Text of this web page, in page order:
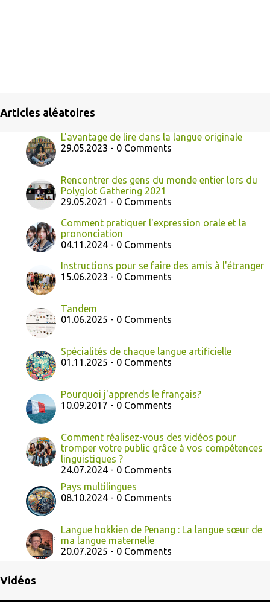
Articles aléatoires
L'avantage de lire dans la langue originale
29.05.2023 - 0 Comments
Rencontrer des gens du monde entier lors du
Polyglot Gathering 2021
29.05.2021 - 0 Comments
Comment pratiquer l'expression orale et la
prononciation
04.11.2024 - 0 Comments
Instructions pour se faire des amis à l'étranger
15.06.2023 - 0 Comments
Tandem
01.06.2025 - 0 Comments
Spécialités de chaque langue artificielle
01.11.2025 - 0 Comments
Pourquoi j'apprends le français?
10.09.2017 - 0 Comments
Comment réalisez-vous des vidéos pour
tromper votre public grâce à vos compétences
linguistiques ?
24.07.2024 - 0 Comments
Pays multilingues
08.10.2024 - 0 Comments
Langue hokkien de Penang : La langue sœur de
ma langue maternelle
20.07.2025 - 0 Comments
Vidéos